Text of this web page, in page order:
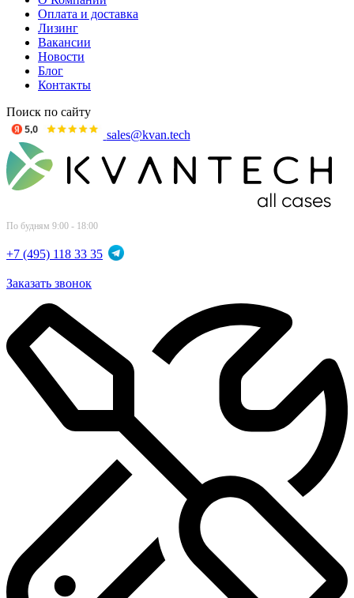
Оплата и доставка
Лизинг
Вакансии
Новости
Блог
Контакты
Поиск по сайту
sales@kvan.tech
По будням 9:00 - 18:00
+7 (495) 118 33 35
Заказать звонок